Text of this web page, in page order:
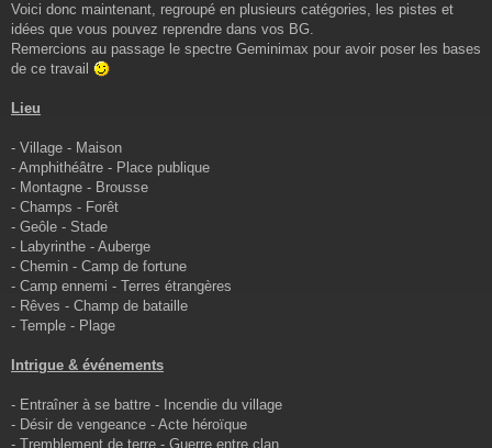
s
s
a
g
Voici donc maintenant, regroupé en plusieurs catégories, les pistes et
idées que vous pouvez reprendre dans vos BG.
Remercions au passage le spectre Geminimax pour avoir poser les bases
de ce travail
Lieu
- Village - Maison
- Amphithéâtre - Place publique
- Montagne - Brousse
- Champs - Forêt
- Geôle - Stade
- Labyrinthe - Auberge
- Chemin - Camp de fortune
- Camp ennemi - Terres étrangères
- Rêves - Champ de bataille
- Temple - Plage
Intrigue & événements
- Entraîner à se battre - Incendie du village
- Désir de vengeance - Acte héroïque
- Tremblement de terre - Guerre entre clan